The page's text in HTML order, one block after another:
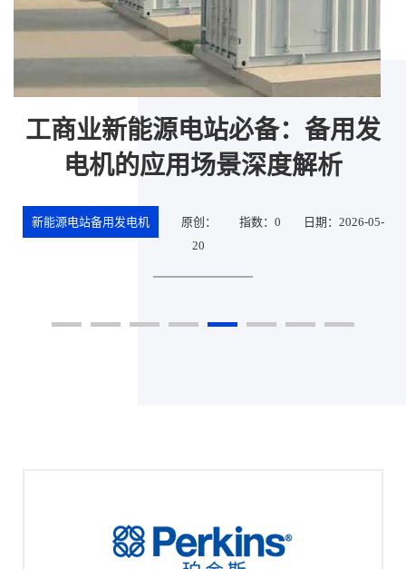
工商业新能源电站必备：备用发
电机的应用场景深度解析
新能源电站备用发电机 原创： 指数：0
日期：2026-05-
20